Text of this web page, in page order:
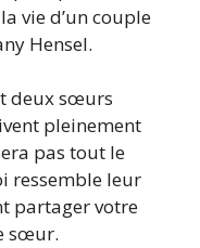
vie d’un couple
Hensel.
deux sœurs
pleinement
pas tout le
ressemble leur
partager votre
sœur.